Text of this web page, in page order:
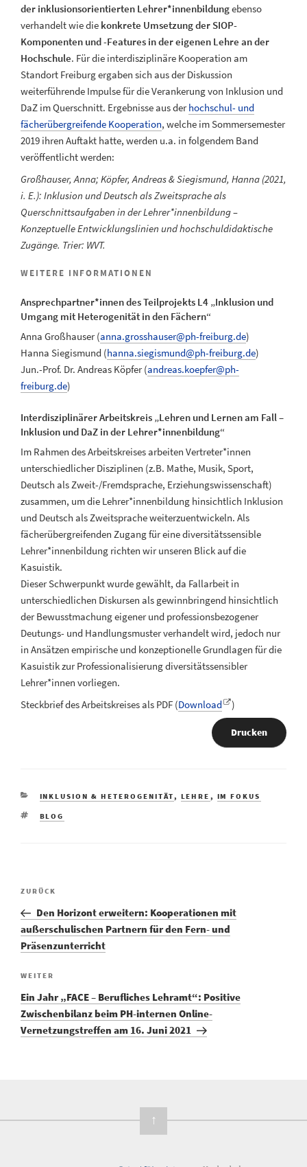
der inklusionsorientierten Lehrer*innenbildungebenso
verhandelt wie die konkrete Umsetzung der SIOP-
Komponenten und -Features in der eigenen Lehre an der
Hochschule. Für die interdisziplinäre Kooperation am
Standort Freiburg ergaben sich aus der Diskussion
weiterführende Impulse für die Verankerung von Inklusion und
DaZ im Querschnitt. Ergebnisse aus derhochschul- und
fächerübergreifende Kooperation, welche im Sommersemester
2019 ihren Auftakt hatte, werden u.a. in folgendem Band
veröffentlicht werden:
Großhauser, Anna; Köpfer, Andreas & Siegismund, Hanna (2021,
i. E.): Inklusion und Deutsch als Zweitsprache als
Querschnittsaufgaben in der Lehrer*innenbildung –
Konzeptuelle Entwicklungslinien und hochschuldidaktische
Zugänge. Trier: WVT.
WEITERE INFORMATIONEN
Ansprechpartner*innen des Teilprojekts L4 „Inklusion und
Umgang mit Heterogenität in den Fächern“
Anna Großhauser (anna.grosshauser@ph-freiburg.de)
Hanna Siegismund (hanna.siegismund@ph-freiburg.de)
Jun.-Prof. Dr. Andreas Köpfer (andreas.koepfer@ph-
freiburg.de)
Interdisziplinärer Arbeitskreis „Lehren und Lernen am Fall –
Inklusion und DaZ in der Lehrer*innenbildung“
Im Rahmen des Arbeitskreises arbeiten Vertreter*innen
unterschiedlicher Disziplinen (z.B. Mathe, Musik, Sport,
Deutsch als Zweit-/Fremdsprache, Erziehungswissenschaft)
zusammen, um die Lehrer*innenbildung hinsichtlich Inklusion
und Deutsch als Zweitsprache weiterzuentwickeln. Als
fächerübergreifenden Zugang für eine diversitätssensible
Lehrer*innenbildung richten wir unseren Blick auf die
Kasuistik.
Dieser Schwerpunkt wurde gewählt, da Fallarbeit in
unterschiedlichen Diskursen als gewinnbringend hinsichtlich
der Bewusstmachung eigener und professionsbezogener
Deutungs- und Handlungsmuster verhandelt wird, jedoch nur
in Ansätzen empirische und konzeptionelle Grundlagen für die
Kasuistik zur Professionalisierung diversitätssensibler
Lehrer*innen vorliegen.
Steckbrief des Arbeitskreises als PDF (Download )
Drucken
KATEGORIEN
INKLUSION & HETEROGENITÄT, LEHRE , IM FOKUS
SCHLAGWÖRTER
BLOG
Beitragsnavigation
Vorheriger
Beitrag
ZURÜCK
Den Horizont erweitern: Kooperationen mit
außerschulischen Partnern für den Fern- und
Präsenzunterricht
Nächster
Beitrag
WEITER
Ein Jahr „FACE – Berufliches Lehramt“: Positive
Zwischenbilanz beim PH-internen Online-
Vernetzungstreffen am 16. Juni 2021
↑